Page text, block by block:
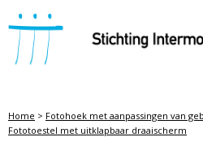
STICHTING INTERMOBIEL
Home > Fotohoek met aanpassingen van
Fototoestel met uitklapbaar draaischerm